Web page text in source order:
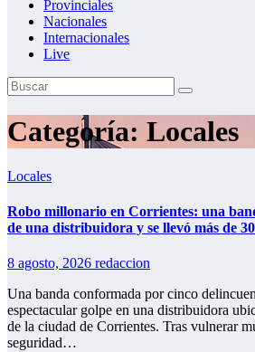
Provinciales
Nacionales
Internacionales
Live
Categoría: Locales
Locales
Robo millonario en Corrientes: una
de una distribuidora y se llevó más de
8 agosto, 2026 redaccion
Una banda conformada por cinco
espectacular golpe en una distribuidora
de la ciudad de Corrientes. Tras vulnerar
seguridad…